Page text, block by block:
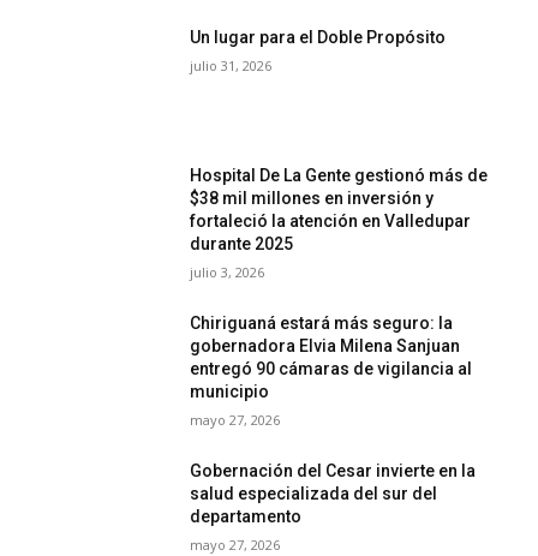
Un lugar para el Doble Propósito
julio 31, 2026
Hospital De La Gente gestionó más de
$38 mil millones en inversión y
fortaleció la atención en Valledupar
durante 2025
julio 3, 2026
Chiriguaná estará más seguro: la
gobernadora Elvia Milena Sanjuan
entregó 90 cámaras de vigilancia al
municipio
mayo 27, 2026
Gobernación del Cesar invierte en la
salud especializada del sur del
departamento
mayo 27, 2026